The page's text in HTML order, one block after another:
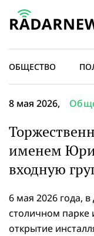
ОБЩЕСТВО
8 мая 2026,
именем
входную
6 мая 2026 года,
столичном
открытие